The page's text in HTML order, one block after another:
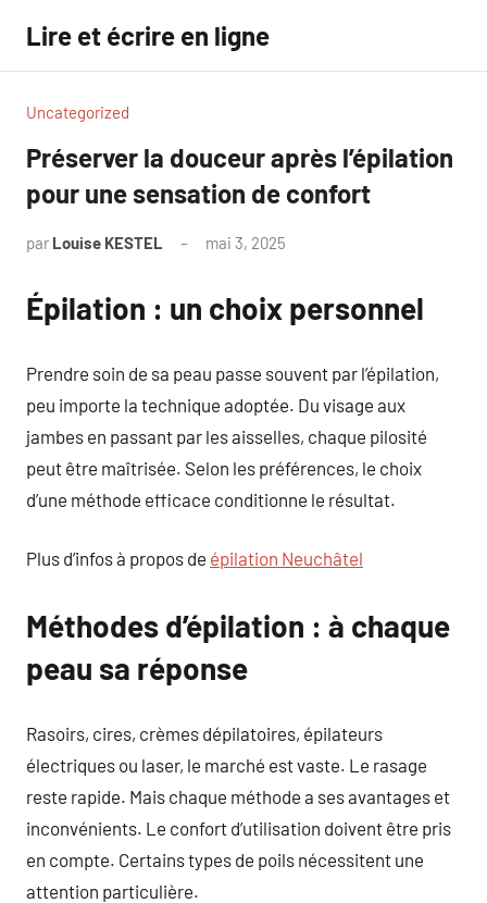
contenu
Lire et écrire en ligne
Uncategorized
Préserver la douceur après l’épilation
pour une sensation de confort
par Louise KESTEL mai 3, 2025
Épilation : un choix personnel
Prendre soin de sa peau passe souvent par l’épilation,
peu importe la technique adoptée. Du visage aux
jambes en passant par les aisselles, chaque pilosité
peut être maîtrisée. Selon les préférences, le choix
d’une méthode efficace conditionne le résultat.
Plus d’infos à propos de épilation Neuchâtel
Méthodes d’épilation : à chaque
peau sa réponse
Rasoirs, cires, crèmes dépilatoires, épilateurs
électriques ou laser, le marché est vaste. Le rasage
reste rapide. Mais chaque méthode a ses avantages et
inconvénients. Le confort d’utilisation doivent être pris
en compte. Certains types de poils nécessitent une
attention particulière.